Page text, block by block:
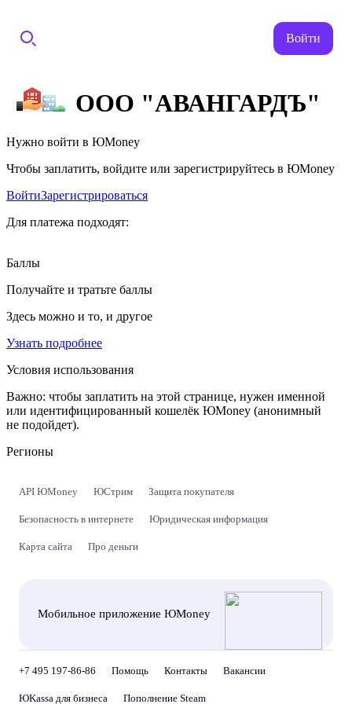
Войти
ООО "АВАНГАРДЪ"
Нужно войти в ЮMoney
Чтобы заплатить, войдите или зарегистрируйтесь в ЮMoney
ВойтиЗарегистрироваться
Для платежа подходят:
Баллы
Получайте и тратьте баллы
Здесь можно и то, и другое
Узнать подробнее
Условия использования
Важно: чтобы заплатить на этой странице, нужен именной
или идентифицированный кошелёк ЮMoney (анонимный
не подойдет).
Регионы
API ЮMoney ЮСтрим Защита покупателя
Безопасность в интернете Юридическая информация
Карта сайта Про деньги
Мобильное приложение ЮMoney
+7 495 197-86-86 Помощь Контакты Вакансии
ЮKassa для бизнеса Пополнение Steam